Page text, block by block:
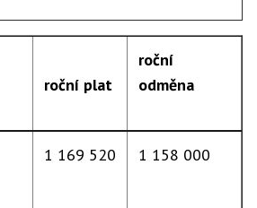
roční plat
roční
odměna
1 169 520 1 158 000